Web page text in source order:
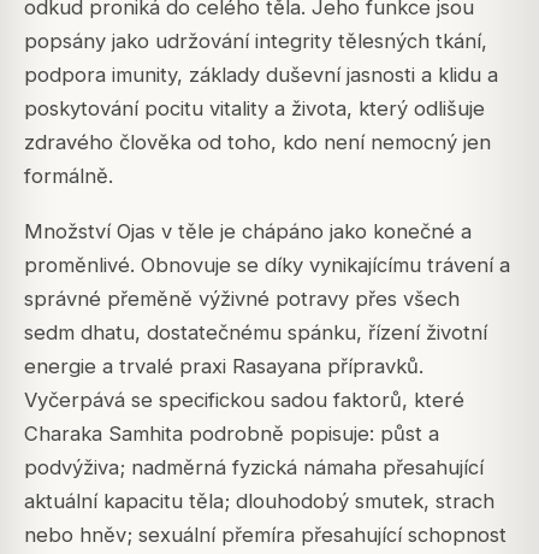
odkud proniká do celého těla. Jeho funkce jsou
popsány jako udržování integrity tělesných tkání,
podpora imunity, základy duševní jasnosti a klidu a
poskytování pocitu vitality a života, který odlišuje
zdravého člověka od toho, kdo není nemocný jen
formálně.
Množství Ojas v těle je chápáno jako konečné a
proměnlivé. Obnovuje se díky vynikajícímu trávení a
správné přeměně výživné potravy přes všech
sedm dhatu, dostatečnému spánku, řízení životní
energie a trvalé praxi Rasayana přípravků.
Vyčerpává se specifickou sadou faktorů, které
Charaka Samhita podrobně popisuje: půst a
podvýživa; nadměrná fyzická námaha přesahující
aktuální kapacitu těla; dlouhodobý smutek, strach
nebo hněv; sexuální přemíra přesahující schopnost